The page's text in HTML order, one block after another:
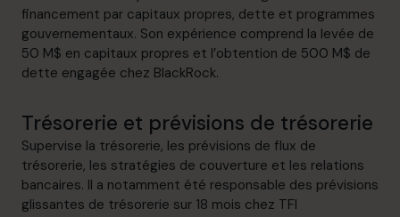
financement par capitaux propres, dette et programmes
gouvernementaux. Son expérience comprend la levée de
50 M$ en capitaux propres et l’obtention de 500 M$ de
dette engagée chez BlackRock.
Trésorerie et prévisions de trésorerie
Supervise la trésorerie, les prévisions de flux de
trésorerie, les stratégies de couverture et les relations
bancaires. Il a notamment été responsable des prévisions
glissantes de trésorerie sur 18 mois chez TFI